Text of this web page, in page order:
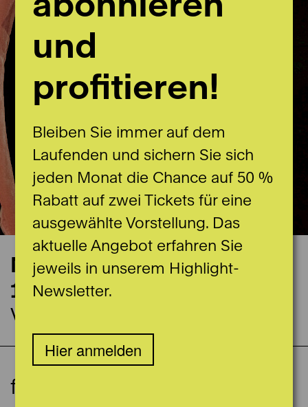
Nächste Vorstellung
12.11.2023
Vidmar 2
ca. 35 Minuten ohne Pause
frei nach dem Bilderbuch
und
profitieren!
Bleiben Sie immer auf dem
Laufenden und sichern Sie sich
jeden Monat die Chance auf 50 %
Rabatt auf zwei Tickets für eine
ausgewählte Vorstellung. Das
aktuelle Angebot erfahren Sie
jeweils in unserem Highlight-
Newsletter.
Hier anmelden